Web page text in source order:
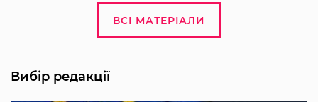
ВСІ МАТЕРІАЛИ
Вибір редакції